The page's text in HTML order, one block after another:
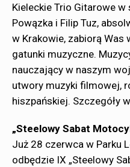
Kieleckie Trio Gitarowe w
Powązka i Filip Tuz,
w Krakowie, zabiorą
gatunki muzyczne.
nauczający w naszym
utwory muzyki filmowej,
hiszpańskiej. Szczegóły
„Steelowy Sabat
Już 28 czerwca w Parku
odbędzie IX „Steelowy